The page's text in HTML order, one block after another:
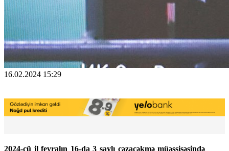
16.02.2024 15:29
2024-cü il fevralın 16-da 3 saylı cəzaçəkmə müəssisəsində